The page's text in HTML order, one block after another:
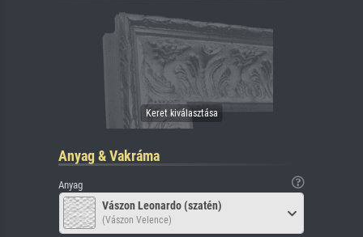
Anyag & Vakráma
Anyag
Vászon Leonardo (szatén)
(Vászon Velence)